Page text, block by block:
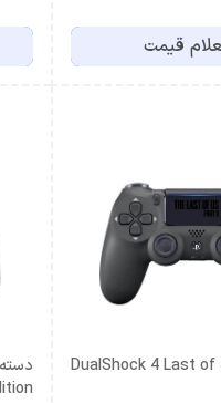
قیمت
دسته PS4 لست DualShock 4 Last of